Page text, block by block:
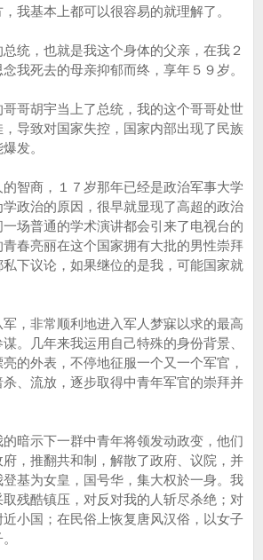
我基本上都可以很容易的就理解了。
，也就是我这个身体的父亲，在我２
我死去的母亲抑郁而终，享年５９岁。
胡宇当上了总统，我的这个哥哥处世
导致对国家失控，国家内部出现了民族
发。
商，１７岁那年已经是政治军事大学
政治的原因，很早就显现了高超的政治
场普通的学术演讲都会引来了电视台的
春亮丽在这个国家拥有大批的男性崇拜
下议论，如果继位的是我，可能国家就
非常顺利地进入军人梦寐以求的最高
。几年来我运用自己特殊的身份背景、
的外表，不停地征服一个又一个军官，
、流放，逐步取得中青年军官的崇拜并
示下一群中青年将领发动政变，他们
，推翻共和制，解散了政府、议院，并
基为女皇，国号华，集大权於一身。我
残酷镇压，对反对我的人斩尽杀绝；对
小国；在民俗上恢复唐风汉俗，以女子